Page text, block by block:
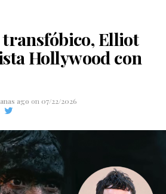
transfóbico, Elliot
Hollywood con
ago on 07/22/2026